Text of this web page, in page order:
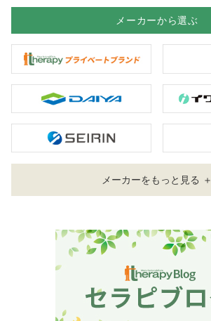
メーカーから選ぶ
メーカーをもっと見る ＋